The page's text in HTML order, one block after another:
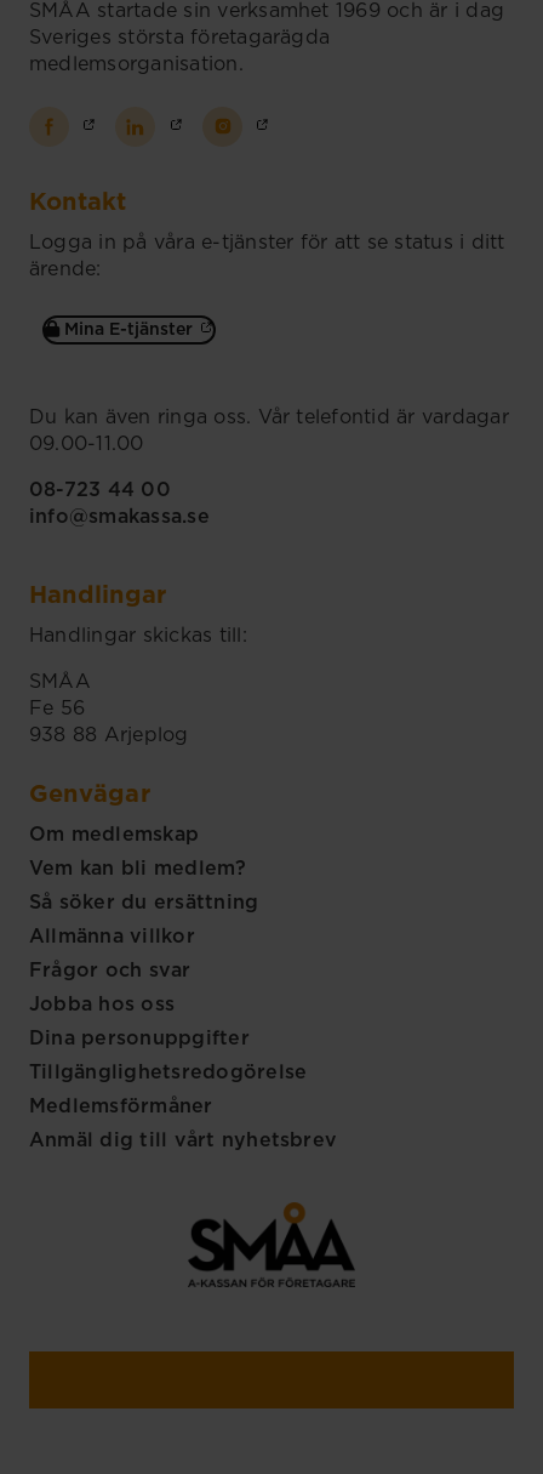
SMÅA startade sin verksamhet 1969 och är i dag
Sveriges största företagarägda
medlemsorganisation.
Kontakt
Logga in på våra e-tjänster för att se status i ditt
ärende:
Mina E-tjänster
Du kan även ringa oss. Vår telefontid är vardagar
09.00-11.00
08-723 44 00
info@smakassa.se
Handlingar
Handlingar skickas till:
SMÅA
Fe 56
938 88 Arjeplog
Genvägar
Om medlemskap
Vem kan bli medlem?
Så söker du ersättning
Allmänna villkor
Frågor och svar
Jobba hos oss
Dina personuppgifter
Tillgänglighetsredogörelse
Medlemsförmåner
Anmäl dig till vårt nyhetsbrev